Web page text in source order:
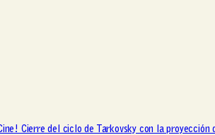
Cierre del ciclo de Tarkovsky con la